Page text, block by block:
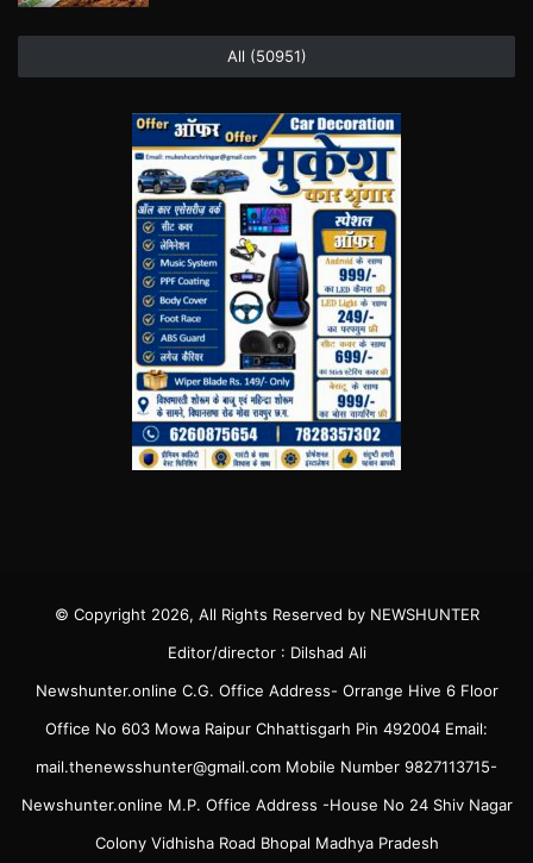
All (50951)
© Copyright 2026, All Rights Reserved by NEWSHUNTER
Editor/director : Dilshad Ali
Newshunter.online C.G. Office Address- Orrange Hive 6 Floor
Office No 603 Mowa Raipur Chhattisgarh Pin 492004 Email:
mail.thenewsshunter@gmail.com Mobile Number 9827113715-
Newshunter.online M.P. Office Address -House No 24 Shiv Nagar
Colony Vidhisha Road Bhopal Madhya Pradesh